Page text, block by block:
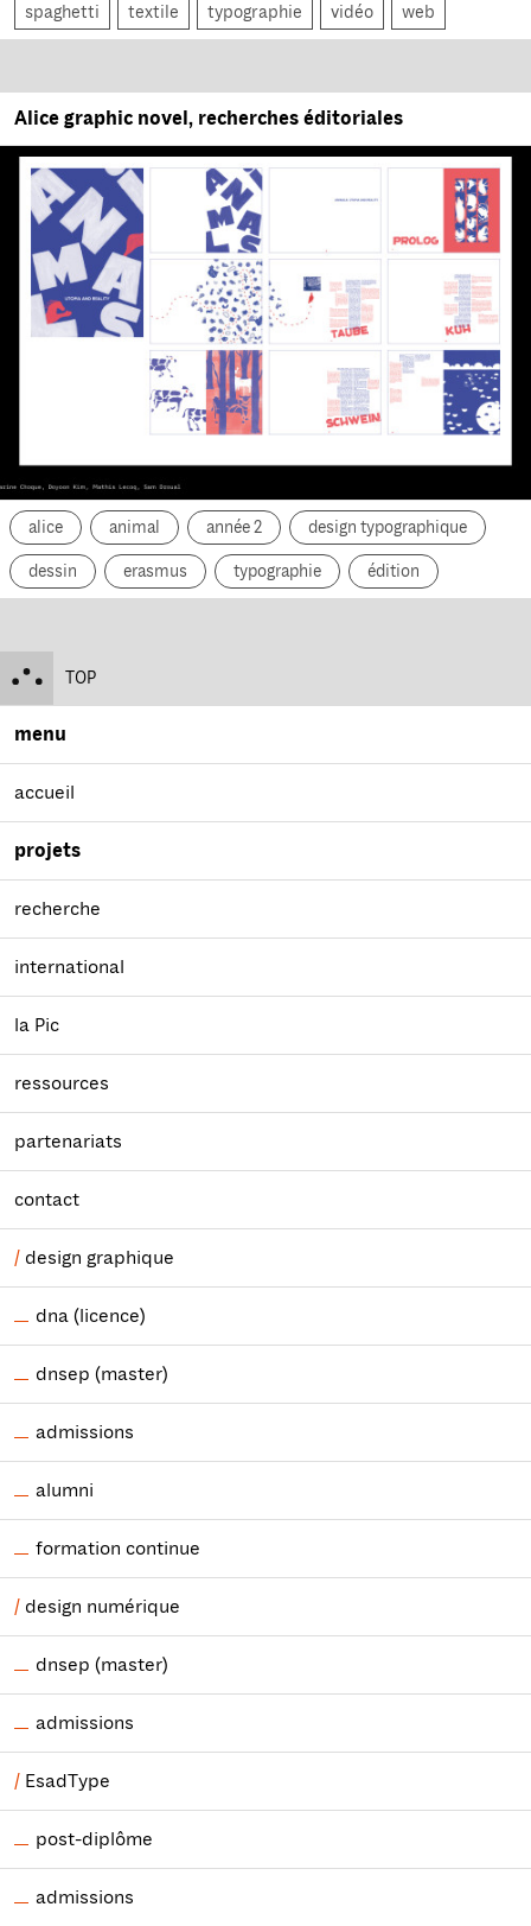
spaghetti textile typographie vidéo web
Alice graphic novel, recherches éditoriales
alice animal année 2 design typographique
dessin erasmus typographie édition
TOP
menu
accueil
projets
recherche
international
la Pic
ressources
partenariats
contact
design graphique
dna (licence)
dnsep (master)
admissions
alumni
formation continue
design numérique
dnsep (master)
admissions
EsadType
post-diplôme
admissions